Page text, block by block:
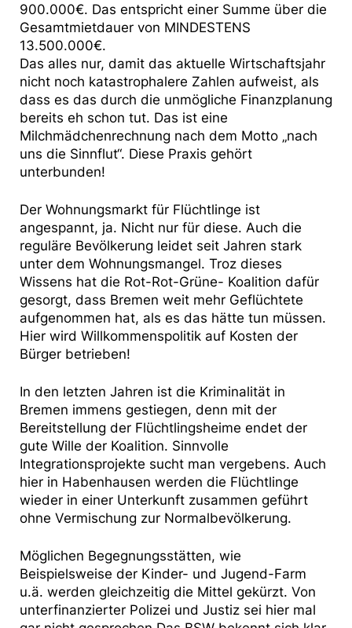
900.000€. Das entspricht einer Summe über die
Gesamtmietdauer von MINDESTENS
13.500.000€.
Das alles nur, damit das aktuelle Wirtschaftsjahr
nicht noch katastrophalere Zahlen aufweist, als
dass es das durch die unmögliche Finanzplanung
bereits eh schon tut. Das ist eine
Milchmädchenrechnung nach dem Motto „nach
uns die Sinnflut“. Diese Praxis gehört
unterbunden!
Der Wohnungsmarkt für Flüchtlinge ist
angespannt, ja. Nicht nur für diese. Auch die
reguläre Bevölkerung leidet seit Jahren stark
unter dem Wohnungsmangel. Troz dieses
Wissens hat die Rot-Rot-Grüne- Koalition dafür
gesorgt, dass Bremen weit mehr Geflüchtete
aufgenommen hat, als es das hätte tun müssen.
Hier wird Willkommenspolitik auf Kosten der
Bürger betrieben!
In den letzten Jahren ist die Kriminalität in
Bremen immens gestiegen, denn mit der
Bereitstellung der Flüchtlingsheime endet der
gute Wille der Koalition. Sinnvolle
Integrationsprojekte sucht man vergebens. Auch
hier in Habenhausen werden die Flüchtlinge
wieder in einer Unterkunft zusammen geführt
ohne Vermischung zur Normalbevölkerung.
Möglichen Begegnungsstätten, wie
Beispielsweise der Kinder- und Jugend-Farm
u.ä. werden gleichzeitig die Mittel gekürzt. Von
unterfinanzierter Polizei und Justiz sei hier mal